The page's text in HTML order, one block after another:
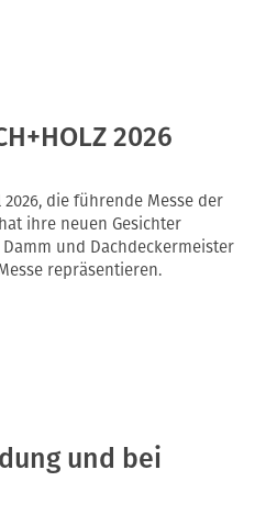
2026
2026, die führende Messe der
ihre neuen Gesichter
und Dachdeckermeister
repräsentieren.
und bei